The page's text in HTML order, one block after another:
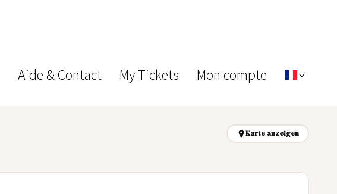
Aide & Contact My Tickets Mon compte
Karte anzeigen